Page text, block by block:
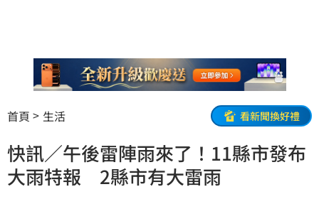
首頁 生活 看新聞換好禮
快訊／午後雷陣雨來了！11縣市發布
大雨特報 2縣市有大雷雨